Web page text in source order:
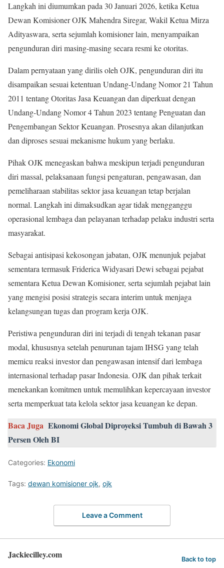
Langkah ini diumumkan pada 30 Januari 2026, ketika Ketua
Dewan Komisioner OJK Mahendra Siregar, Wakil Ketua Mirza
Adityaswara, serta sejumlah komisioner lain, menyampaikan
pengunduran diri masing-masing secara resmi ke otoritas.
Dalam pernyataan yang dirilis oleh OJK, pengunduran diri itu
disampaikan sesuai ketentuan Undang-Undang Nomor 21 Tahun
2011 tentang Otoritas Jasa Keuangan dan diperkuat dengan
Undang-Undang Nomor 4 Tahun 2023 tentang Penguatan dan
Pengembangan Sektor Keuangan. Prosesnya akan dilanjutkan
dan diproses sesuai mekanisme hukum yang berlaku.
Pihak OJK menegaskan bahwa meskipun terjadi pengunduran
diri massal, pelaksanaan fungsi pengaturan, pengawasan, dan
pemeliharaan stabilitas sektor jasa keuangan tetap berjalan
normal. Langkah ini dimaksudkan agar tidak mengganggu
operasional lembaga dan pelayanan terhadap pelaku industri serta
masyarakat.
Sebagai antisipasi kekosongan jabatan, OJK menunjuk pejabat
sementara termasuk Friderica Widyasari Dewi sebagai pejabat
sementara Ketua Dewan Komisioner, serta sejumlah pejabat lain
yang mengisi posisi strategis secara interim untuk menjaga
kelangsungan tugas dan program kerja OJK.
Peristiwa pengunduran diri ini terjadi di tengah tekanan pasar
modal, khususnya setelah penurunan tajam IHSG yang telah
memicu reaksi investor dan pengawasan intensif dari lembaga
internasional terhadap pasar Indonesia. OJK dan pihak terkait
menekankan komitmen untuk memulihkan kepercayaan investor
serta memperkuat tata kelola sektor jasa keuangan ke depan.
Baca Juga Ekonomi Global Diproyeksi Tumbuh di Bawah 3
Persen Oleh BI
Categories: Ekonomi
Tags: dewan komisioner ojk, ojk
Leave a Comment
Jackiecilley.com Back to top